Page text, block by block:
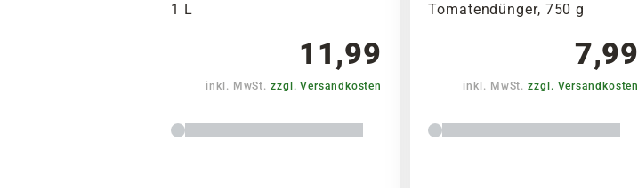
1 L
11,99
inkl. MwSt.zzgl. Versandkosten
Tomatendünger, 750 g
7,99
inkl. MwSt.zzgl. Versandkosten